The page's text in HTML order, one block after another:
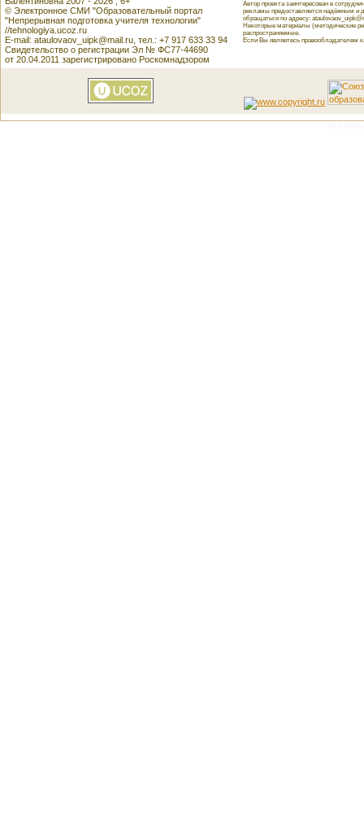
© Электронное СМИ "Образовательный портал
"Непрерывная подготовка учителя технологии"
//tehnologiya.ucoz.ru
E-mail: ataulovaov_uipk@mail.ru, тел.: +7 917 633 33 94
Свидетельство о регистрации Эл № ФС77-44690
от 20.04.2011 зарегистрировано Роскомнадзором
Автор проекта заинтересован в
рекламы предоставляется надёжным и
обращаться по адресу:
Некоторые материалы (методические
распространяемые.
Если Вы являетесь правообладателем